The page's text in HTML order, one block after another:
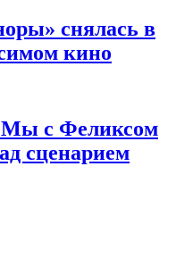
снялась в
кино
с Феликсом
сценарием